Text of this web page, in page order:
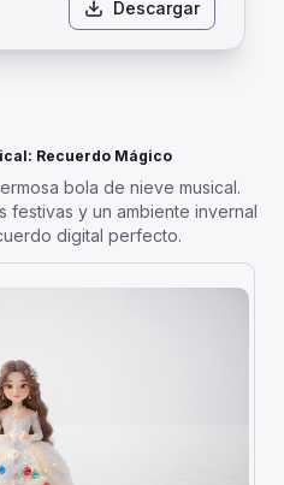
Descargar
Recuerdo Mágico
bola de nieve musical.
festivas y un ambiente invernal
digital perfecto.